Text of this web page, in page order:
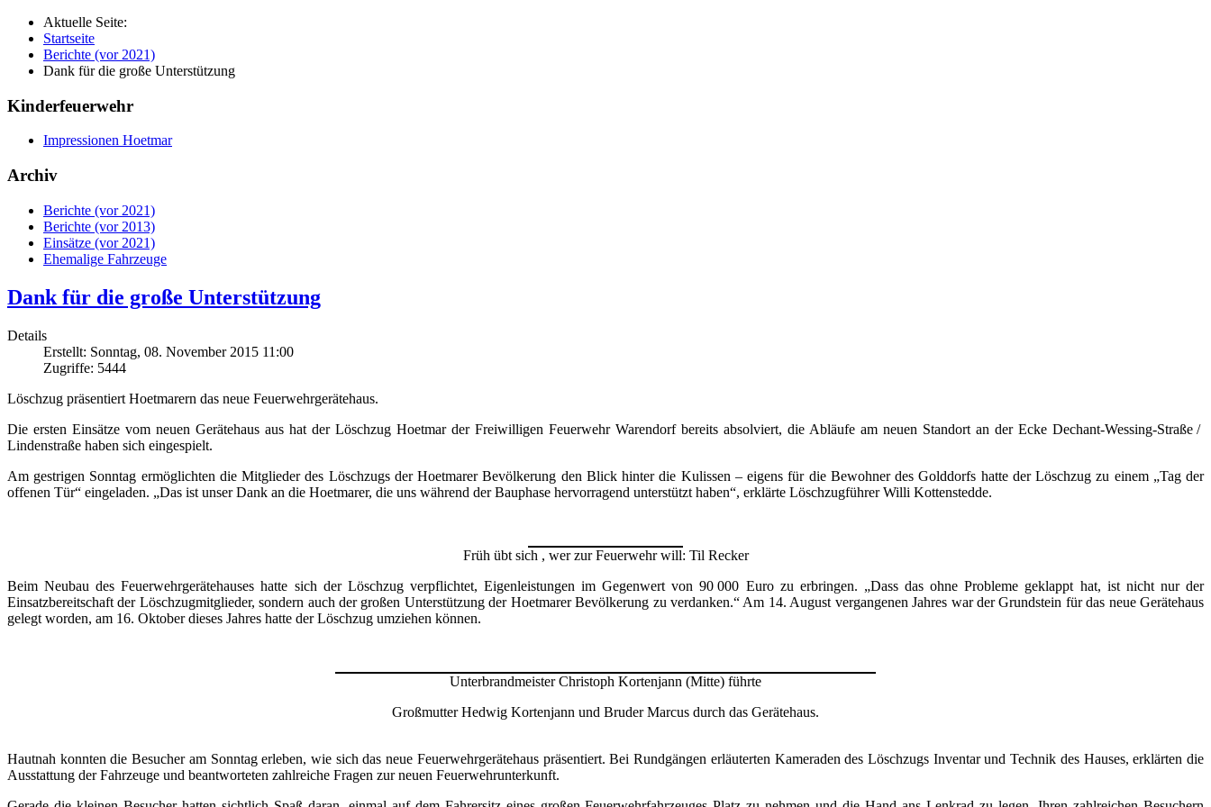
Aktuelle Seite:
Startseite
Berichte (vor 2021)
Dank für die große Unterstützung
Kinderfeuerwehr
Impressionen Hoetmar
Archiv
Berichte (vor 2021)
Berichte (vor 2013)
Einsätze (vor 2021)
Ehemalige Fahrzeuge
Dank für die große Unterstützung
Details
Erstellt: Sonntag, 08. November 2015 11:00
Zugriffe: 5444
Löschzug präsentiert Hoetmarern das neue Feuerwehrgerätehaus.
Die ersten Einsätze vom neuen Gerätehaus aus hat der Löschzug Hoetmar der Freiwilligen Feuerwehr Warendorf bereits absolviert, die Abläufe am neuen Standort an der Ecke Dechant-Wessing-Straße /
Lindenstraße haben sich eingespielt.
Am gestrigen Sonntag ermöglichten die Mitglieder des Löschzugs der Hoetmarer Bevölkerung den Blick hinter die Kulissen – eigens für die Bewohner des Golddorfs hatte der Löschzug zu einem „Tag der
offenen Tür“ eingeladen. „Das ist unser Dank an die Hoetmarer, die uns während der Bauphase hervorragend unterstützt haben“, erklärte Löschzugführer Willi Kottenstedde.
Früh übt sich , wer zur Feuerwehr will: Til Recker
Beim Neubau des Feuerwehrgerätehauses hatte sich der Löschzug verpflichtet, Eigenleistungen im Gegenwert von 90 000 Euro zu erbringen. „Dass das ohne Probleme geklappt hat, ist nicht nur der
Einsatzbereitschaft der Löschzugmitglieder, sondern auch der großen Unterstützung der Hoetmarer Bevölkerung zu verdanken.“ Am 14. August vergangenen Jahres war der Grundstein für das neue Gerätehaus
gelegt worden, am 16. Oktober dieses Jahres hatte der Löschzug umziehen können.
Unterbrandmeister Christoph Kortenjann (Mitte) führte
Großmutter Hedwig Kortenjann und Bruder Marcus durch das Gerätehaus.
Hautnah konnten die Besucher am Sonntag erleben, wie sich das neue Feuerwehrgerätehaus präsentiert. Bei Rundgängen erläuterten Kameraden des Löschzugs Inventar und Technik des Hauses, erklärten die
Ausstattung der Fahrzeuge und beantworteten zahlreiche Fragen zur neuen Feuerwehrunterkunft.